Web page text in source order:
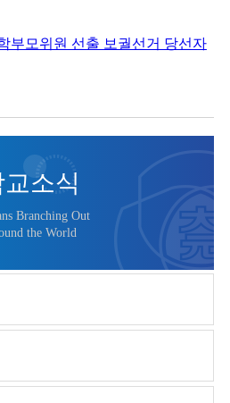
교소식
Branching Out
the World
부모위원 선출 보궐선거 당선자